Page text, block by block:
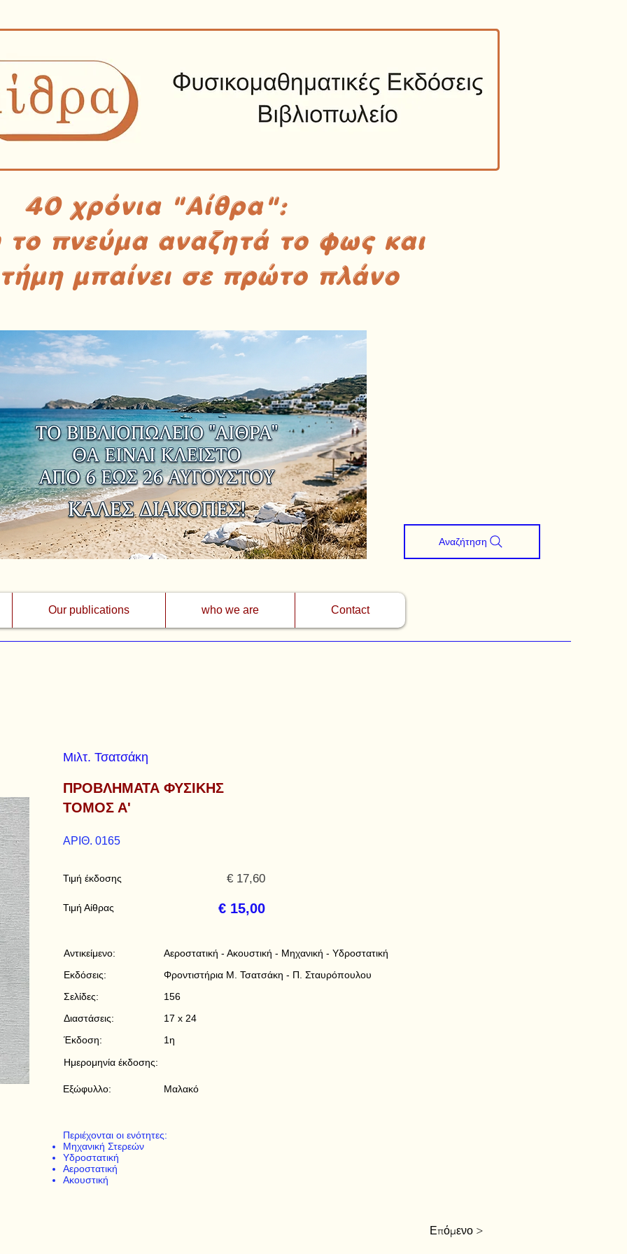
40 χρόνια "Αίθρα":
το πνεύμα αναζητά το φως και
μπαίνει σε πρώτο πλάνο
Our publications who we are Contact
Αναζήτηση
Μιλτ. Τσατσάκη
ΠΡΟΒΛΗΜΑΤΑ ΦΥΣΙΚΗΣ
ΤΟΜΟΣ Α'
ΑΡΙΘ. 0165
Τιμή έκδοσης € 17,60
€ 15,00
Τιμή Αίθρας
Αντικείμενο:
Εκδόσεις:
Σελίδες:
Διαστάσεις:
Έκδοση:
Ημερομηνία έκδοσης:
Εξώφυλλο:
Αεροστατική - Ακουστική - Μηχανική - Υδροστατική
Φροντιστήρια Μ. Τσατσάκη - Π. Σταυρόπουλου
156
17 x 24
1η
Μαλακό
Περιέχονται οι ενότητες:
Μηχανική Στερεών
Υδροστατική
Αεροστατική
Ακουστική
Επόμενο >